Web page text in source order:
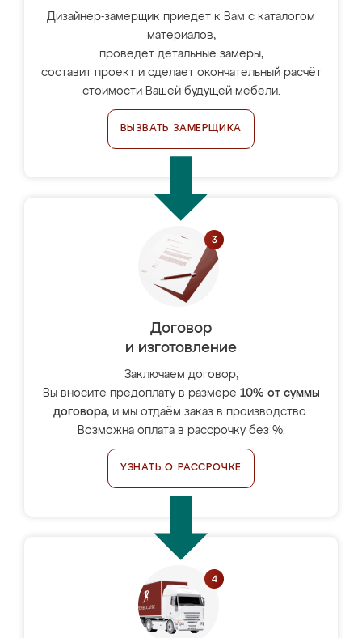
Дизайнер-замерщик приедет к Вам с каталогом
материалов,
проведёт детальные замеры,
составит проект и сделает окончательный расчёт
стоимости Вашей будущей мебели.
ВЫЗВАТЬ ЗАМЕРЩИКА
Договор
и изготовление
Заключаем договор,
Вы вносите предоплату в размере 10% от суммы
договора, и мы отдаём заказ в производство.
Возможна оплата в рассрочку без %.
УЗНАТЬ О РАССРОЧКЕ